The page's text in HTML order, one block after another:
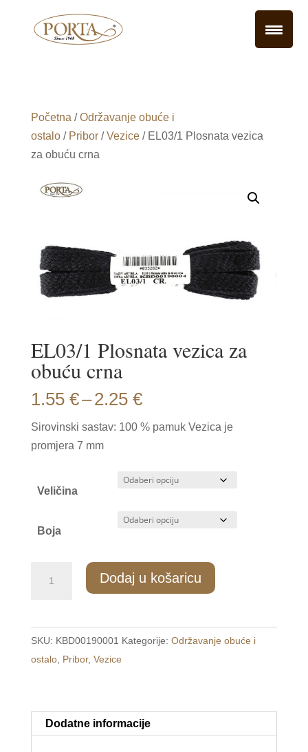
Početna /Održavanje obuće i
ostalo/ Pribor/Vezice/ EL03/1 Plosnata vezica
za obuću crna
EL03/1 Plosnata vezica za
obuću crna
1.55 €–2.25 €Price
1.55 €
2.25 €
Sirovinski sastav: 100 % pamuk Vezica je
promjera 7 mm
Veličina
Boja
za
obuću
crna
Dodaj u košaricu
SKU: KBD00190001 Kategorije: Održavanje obuće i
ostalo, Pribor, Vezice
Dodatne informacije